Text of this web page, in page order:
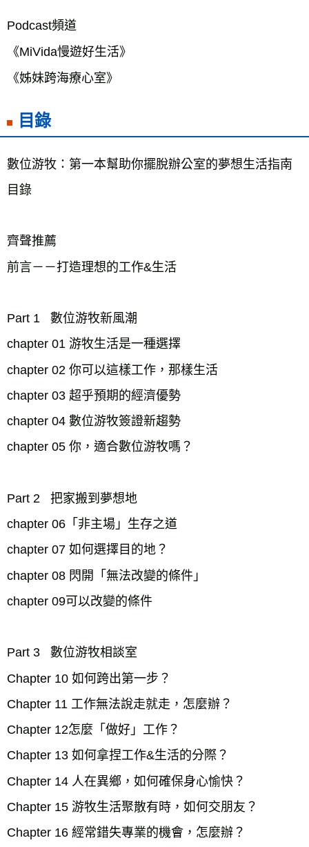
Podcast頻道
《MiVida慢遊好生活》
《姊妹跨海療心室》
目錄
數位游牧：第一本幫助你擺脫辦公室的夢想生活指南
目錄
齊聲推薦
前言－－打造理想的工作&生活
Part 1   數位游牧新風潮
chapter 01 游牧生活是一種選擇
chapter 02 你可以這樣工作，那樣生活
chapter 03 超乎預期的經濟優勢
chapter 04 數位游牧簽證新趨勢
chapter 05 你，適合數位游牧嗎？
Part 2   把家搬到夢想地
chapter 06「非主場」生存之道
chapter 07 如何選擇目的地？
chapter 08 閃開「無法改變的條件」
chapter 09可以改變的條件
Part 3   數位游牧相談室
Chapter 10 如何跨出第一步？
Chapter 11 工作無法說走就走，怎麼辦？
Chapter 12怎麼「做好」工作？
Chapter 13 如何拿捏工作&生活的分際？
Chapter 14 人在異鄉，如何確保身心愉快？
Chapter 15 游牧生活聚散有時，如何交朋友？
Chapter 16 經常錯失專業的機會，怎麼辦？